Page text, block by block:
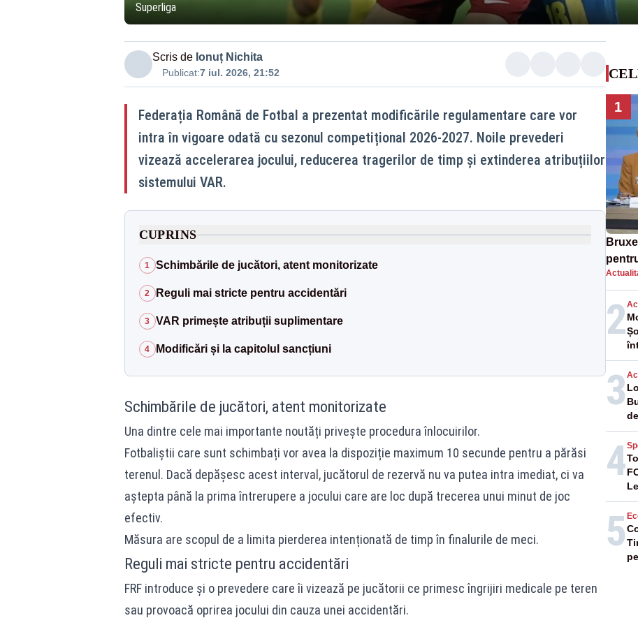
Superliga
Scris de Ionuț Nichita
Publicat:7 iul. 2026, 21:52
Federația Română de Fotbal a prezentat modificările regulamentare care vor
intra în vigoare odată cu sezonul competițional 2026-2027. Noile prevederi
vizează accelerarea jocului, reducerea tragerilor de timp și extinderea atribuțiilor
sistemului VAR.
CUPRINS
1 Schimbările de jucători, atent monitorizate
2 Reguli mai stricte pentru accidentări
3 VAR primește atribuții suplimentare
4 Modificări și la capitolul sancțiuni
Schimbările de jucători, atent monitorizate
Una dintre cele mai importante noutăți privește procedura înlocuirilor.
Fotbaliștii care sunt schimbați vor avea la dispoziție maximum 10 secunde pentru a părăsi
terenul. Dacă depășesc acest interval, jucătorul de rezervă nu va putea intra imediat, ci va
aștepta până la prima întrerupere a jocului care are loc după trecerea unui minut de joc
efectiv.
Măsura are scopul de a limita pierderea intenționată de timp în finalurile de meci.
Reguli mai stricte pentru accidentări
FRF introduce și o prevedere care îi vizează pe jucătorii ce primesc îngrijiri medicale pe teren
sau provoacă oprirea jocului din cauza unei accidentări.
1
2
3
4
5